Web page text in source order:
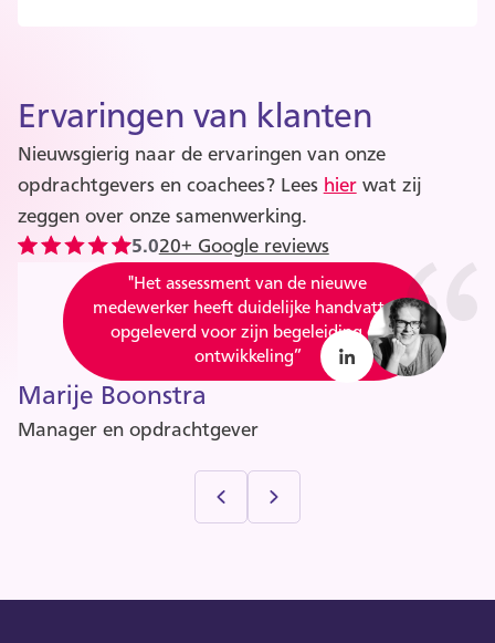
Ervaringen van klanten
Nieuwsgierig naar de ervaringen van onze
opdrachtgevers en coachees? Lees hierwat zij
zeggen over onze samenwerking.
5.020+ Google reviews
"Aan de output van mijn medewerkster zie
ik dat er veel en goed werk is geleverd, en
er veel veiligheid is geboden (bij
Mentaris).”
Opdrachtgever
Gunde haar medewerker een ontwikkeltraject
"Het assessment van de nieuwe
medewerker heeft duidelijke handvatten
opgeleverd voor zijn begeleiding en
ontwikkeling”
Marije Boonstra
Manager en opdrachtgever
"Margot is integer en extreem goed in het
combineren van feiten en eigenschappen,
met als doel de juiste persoon op de juiste
plaats"
"Aan de output van mijn medewerkster zie
ik dat er veel en goed werk is geleverd, en
er veel veiligheid is geboden (bij
Mentaris).”
"Het assessment van de nieuwe
medewerker heeft duidelijke handvatten
opgeleverd voor zijn begeleiding en
ontwikkeling”